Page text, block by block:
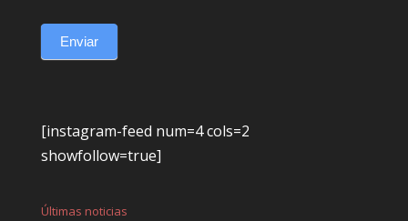
Enviar
[instagram-feed num=4 cols=2
showfollow=true]
Últimas noticias